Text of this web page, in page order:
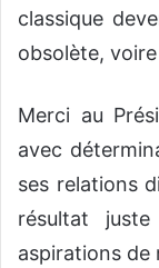
classique
obsolète,
Merci au
avec
ses relations
résultat
aspirations de